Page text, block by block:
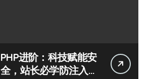
PHP进阶：科技赋能安
全，站长必学防注入核